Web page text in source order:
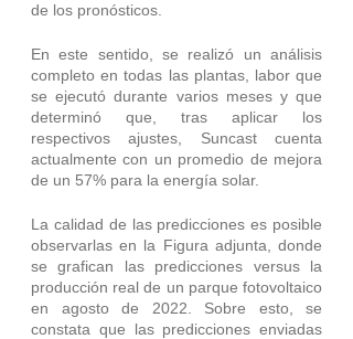
de los pronósticos.
En este sentido, se realizó un análisis
completo en todas las plantas, labor que
se ejecutó durante varios meses y que
determinó que, tras aplicar los
respectivos ajustes, Suncast cuenta
actualmente con un promedio de mejora
de un 57% para la energía solar.
La calidad de las predicciones es posible
observarlas en la Figura adjunta, donde
se grafican las predicciones versus la
producción real de un parque fotovoltaico
en agosto de 2022. Sobre esto, se
constata que las predicciones enviadas